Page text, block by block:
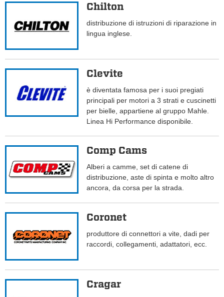
Chilton
distribuzione di istruzioni di riparazione in
lingua inglese.
Clevite
è diventata famosa per i suoi pregiati
principali per motori a 3 strati e cuscinetti
per bielle, appartiene al gruppo Mahle.
Linea Hi Performance disponibile.
Comp Cams
Alberi a camme, set di catene di
distribuzione, aste di spinta e molto altro
ancora, da corsa per la strada.
Coronet
produttore di connettori a vite, dadi per
raccordi, collegamenti, adattatori, ecc.
Cragar